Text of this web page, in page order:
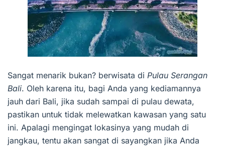
Sangat menarik bukan? berwisata di Pulau Serangan
Bali. Oleh karena itu, bagi Anda yang kediamannya
jauh dari Bali, jika sudah sampai di pulau dewata,
pastikan untuk tidak melewatkan kawasan yang satu
ini. Apalagi mengingat lokasinya yang mudah di
jangkau, tentu akan sangat di sayangkan jika Anda